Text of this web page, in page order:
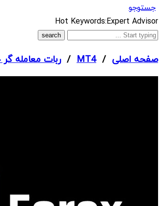
جستوجو
What
are
looking
for?
Hot Keywords:Expert Advisor
صفحه اصلی /
MT4
/ربات معامله گر MT4